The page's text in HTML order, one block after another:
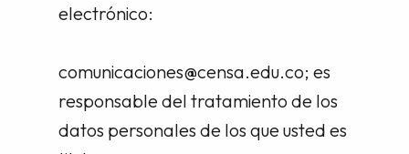
electrónico:
comunicaciones@censa.edu.co; es
responsable del tratamiento de los
datos personales de los que usted es